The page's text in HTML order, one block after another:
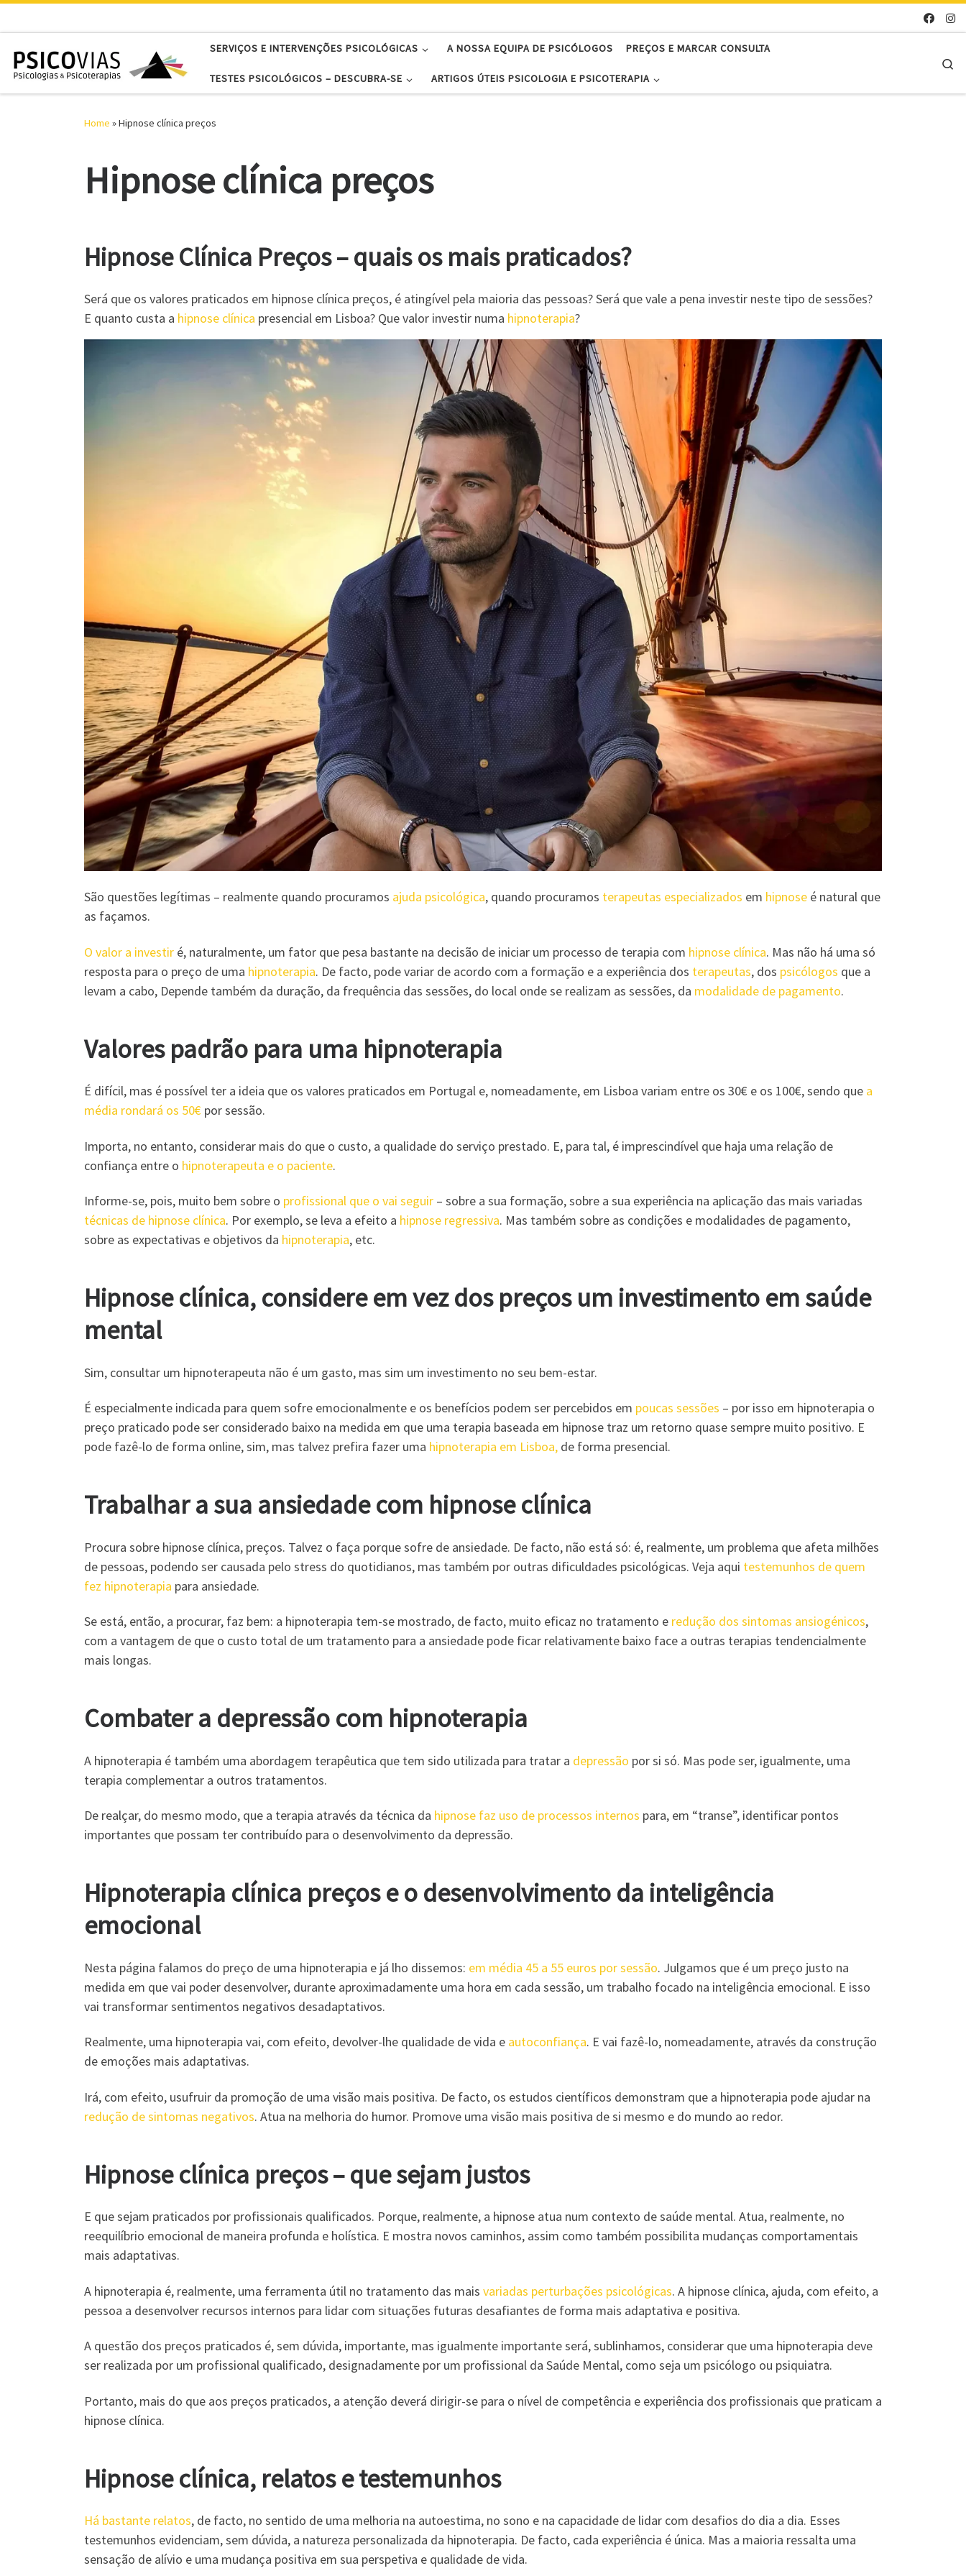
SERVIÇOS E INTERVENÇÕES PSICOLÓGICAS A NOSSA EQUIPA DE PSICÓLOGOS PREÇOS E MARCAR CONSULTA
TESTES PSICOLÓGICOS – DESCUBRA-SE ARTIGOS ÚTEIS PSICOLOGIA E PSICOTERAPIA
Home »Hipnose clínica preços
Hipnose clínica preços
Hipnose Clínica Preços – quais os mais praticados?
Será que os valores praticados em hipnose clínica preços, é atingível pela maioria das pessoas? Será que vale a pena investir neste tipo de sessões?
E quanto custa a hipnose clínica presencial em Lisboa? Que valor investir numa hipnoterapia?
São questões legítimas – realmente quando procuramos ajuda psicológica, quando procuramos terapeutas especializados em hipnose é natural que
as façamos.
O valor a investir é, naturalmente, um fator que pesa bastante na decisão de iniciar um processo de terapia com hipnose clínica. Mas não há uma só
resposta para o preço de uma hipnoterapia. De facto, pode variar de acordo com a formação e a experiência dos terapeutas, dos psicólogos que a
levam a cabo, Depende também da duração, da frequência das sessões, do local onde se realizam as sessões, da modalidade de pagamento.
Valores padrão para uma hipnoterapia
É difícil, mas é possível ter a ideia que os valores praticados em Portugal e, nomeadamente, em Lisboa variam entre os 30€ e os 100€, sendo que a
média rondará os 50€ por sessão.
Importa, no entanto, considerar mais do que o custo, a qualidade do serviço prestado. E, para tal, é imprescindível que haja uma relação de
confiança entre o hipnoterapeuta e o paciente.
Informe-se, pois, muito bem sobre o profissional que o vai seguir – sobre a sua formação, sobre a sua experiência na aplicação das mais variadas
técnicas de hipnose clínica. Por exemplo, se leva a efeito a hipnose regressiva. Mas também sobre as condições e modalidades de pagamento,
sobre as expectativas e objetivos da hipnoterapia, etc.
Hipnose clínica, considere em vez dos preços um investimento em saúde
mental
Sim, consultar um hipnoterapeuta não é um gasto, mas sim um investimento no seu bem-estar.
É especialmente indicada para quem sofre emocionalmente e os benefícios podem ser percebidos em poucas sessões – por isso em hipnoterapia o
preço praticado pode ser considerado baixo na medida em que uma terapia baseada em hipnose traz um retorno quase sempre muito positivo. E
pode fazê-lo de forma online, sim, mas talvez prefira fazer uma hipnoterapia em Lisboa, de forma presencial.
Trabalhar a sua ansiedade com hipnose clínica
Procura sobre hipnose clínica, preços. Talvez o faça porque sofre de ansiedade. De facto, não está só: é, realmente, um problema que afeta milhões
de pessoas, podendo ser causada pelo stress do quotidianos, mas também por outras dificuldades psicológicas. Veja aqui testemunhos de quem
fez hipnoterapia para ansiedade.
Se está, então, a procurar, faz bem: a hipnoterapia tem-se mostrado, de facto, muito eficaz no tratamento e redução dos sintomas ansiogénicos,
com a vantagem de que o custo total de um tratamento para a ansiedade pode ficar relativamente baixo face a outras terapias tendencialmente
mais longas.
Combater a depressão com hipnoterapia
A hipnoterapia é também uma abordagem terapêutica que tem sido utilizada para tratar a depressão por si só. Mas pode ser, igualmente, uma
terapia complementar a outros tratamentos.
De realçar, do mesmo modo, que a terapia através da técnica da hipnose faz uso de processos internos para, em “transe”, identificar pontos
importantes que possam ter contribuído para o desenvolvimento da depressão.
Hipnoterapia clínica preços e o desenvolvimento da inteligência
emocional
Nesta página falamos do preço de uma hipnoterapia e já lho dissemos: em média 45 a 55 euros por sessão. Julgamos que é um preço justo na
medida em que vai poder desenvolver, durante aproximadamente uma hora em cada sessão, um trabalho focado na inteligência emocional. E isso
vai transformar sentimentos negativos desadaptativos.
Realmente, uma hipnoterapia vai, com efeito, devolver-lhe qualidade de vida e autoconfiança. E vai fazê-lo, nomeadamente, através da construção
de emoções mais adaptativas.
Irá, com efeito, usufruir da promoção de uma visão mais positiva. De facto, os estudos científicos demonstram que a hipnoterapia pode ajudar na
redução de sintomas negativos. Atua na melhoria do humor. Promove uma visão mais positiva de si mesmo e do mundo ao redor.
Hipnose clínica preços – que sejam justos
E que sejam praticados por profissionais qualificados. Porque, realmente, a hipnose atua num contexto de saúde mental. Atua, realmente, no
reequilíbrio emocional de maneira profunda e holística. E mostra novos caminhos, assim como também possibilita mudanças comportamentais
mais adaptativas.
A hipnoterapia é, realmente, uma ferramenta útil no tratamento das mais variadas perturbações psicológicas. A hipnose clínica, ajuda, com efeito, a
pessoa a desenvolver recursos internos para lidar com situações futuras desafiantes de forma mais adaptativa e positiva.
A questão dos preços praticados é, sem dúvida, importante, mas igualmente importante será, sublinhamos, considerar que uma hipnoterapia deve
ser realizada por um profissional qualificado, designadamente por um profissional da Saúde Mental, como seja um psicólogo ou psiquiatra.
Portanto, mais do que aos preços praticados, a atenção deverá dirigir-se para o nível de competência e experiência dos profissionais que praticam a
hipnose clínica.
Hipnose clínica, relatos e testemunhos
Há bastante relatos, de facto, no sentido de uma melhoria na autoestima, no sono e na capacidade de lidar com desafios do dia a dia. Esses
testemunhos evidenciam, sem dúvida, a natureza personalizada da hipnoterapia. De facto, cada experiência é única. Mas a maioria ressalta uma
sensação de alívio e uma mudança positiva em sua perspetiva e qualidade de vida.